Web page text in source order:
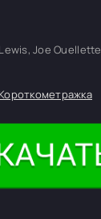
Joe Ouellette
Короткометражка